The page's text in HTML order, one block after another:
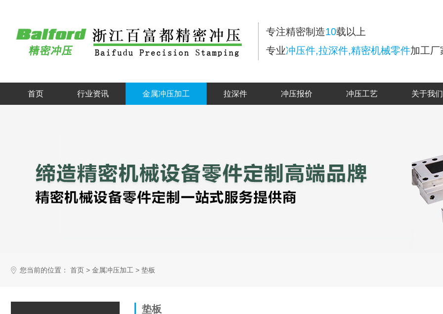
专注精密制造10载以上
专业冲压件,拉深件,精密机械零件加工厂
首页 行业资讯 金属冲压加工 拉深件 冲压报价 冲压工艺 关于我们
您当前的位置： 首页 > 金属冲压加工 > 垫板
垫板